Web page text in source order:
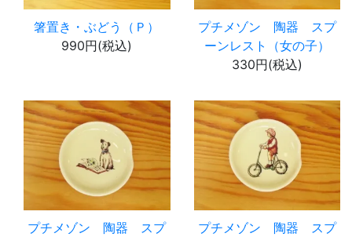
箸置き・ぶどう（Ｐ）
990円(税込)
プチメゾン 陶器 スプ
ーンレスト（女の子）
330円(税込)
プチメゾン 陶器 スプ
プチメゾン 陶器 スプ